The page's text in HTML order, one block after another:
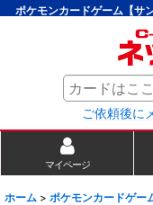
ポケモンカードゲーム【サ
ご依頼後に
マイページ
ホーム > ポケモンカードゲー